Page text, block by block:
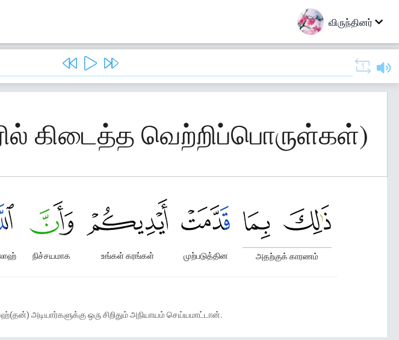
விருந்தினர்
கிடைத்த வெற்றிப்பொருள்கள்)
அதற்குக் காரணம்
முற்படுத்தின
உங்கள் கரங்கள்
நிச்சயமாக
அடியார்களுக்கு ஒரு சிறிதும் அநியாயம் செய்யமாட்டான்.